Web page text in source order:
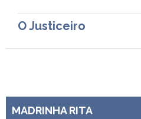
O Justiceiro
MADRINHA RITA